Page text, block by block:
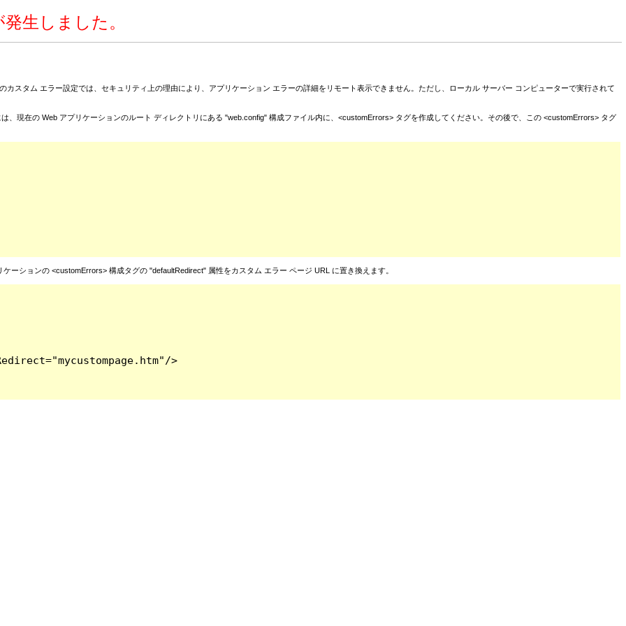
生しました。
スタム エラー設定では、セキュリティ上の理由により、アプリケーション エラーの詳細をリモート表示できません。ただし、ローカル サーバー コンピューターで実行されて
現在の Web アプリケーションのルート ディレクトリにある "web.config" 構成ファイル内に、<customErrors> タグを作成してください。その後で、この <customErrors> タグ
ションの <customErrors> 構成タグの "defaultRedirect" 属性をカスタム エラー ページ URL に置き換えます。
>